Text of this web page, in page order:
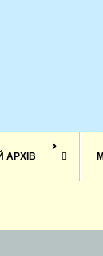
АРХІВ